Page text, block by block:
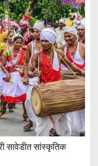
सावेडीत सांस्कृतिक